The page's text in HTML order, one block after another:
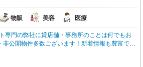
物販 美容 医療
専門の弊社に貸店舗・事務所のことは何でもお
非公開物件多数ございます！新着情報も豊富で
き売却はお気軽にお問い合わせください！